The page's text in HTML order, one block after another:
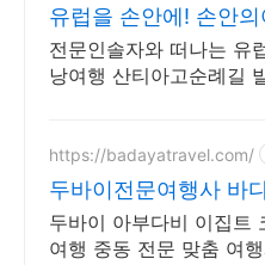
유럽을 손안에! 손안의
전문인솔자와 떠나는 유
낭여행 산티아고순례길
부유럽 동유럽 세미팩제
https://badayatravel.com/
두바이전문여행사 바
두바이 아부다비 이집트
여행 중동 전문 맞춤 여